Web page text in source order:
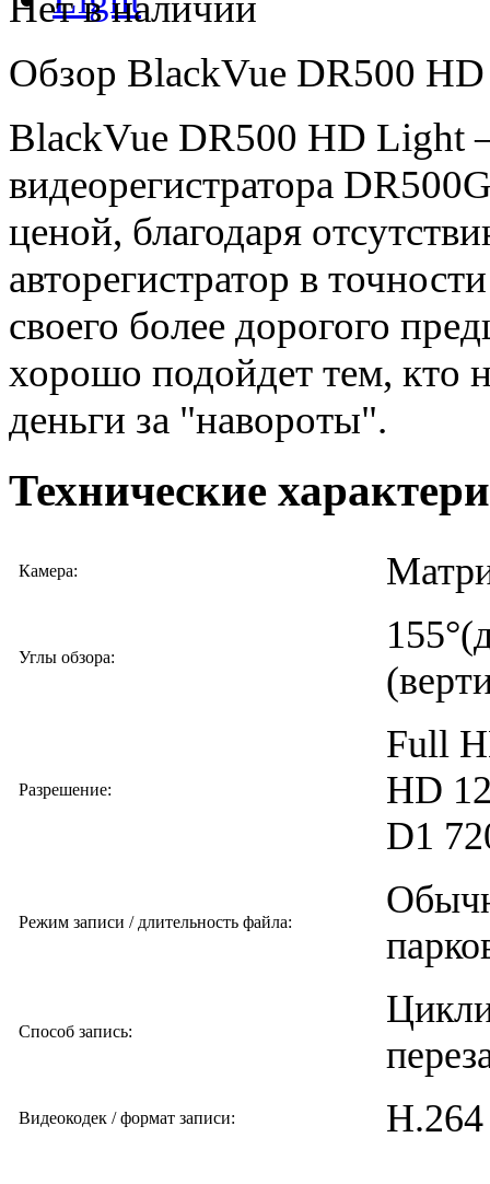
Обзор BlackVue DR500
BlackVue DR500 HD Light
видеорегистратора
ценой, благодаря
авторегистратор в
своего более дорогого
хорошо подойдет тем, кто
деньги за "навороты".
Технические
Камера:
Углы обзора:
Разрешение:
Full
HD
D1
Режим записи / длительность файла:
Способ запись:
Видеокодек / формат записи: